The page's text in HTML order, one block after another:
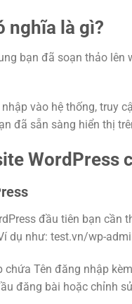
nghĩa là gì?
bạn đã soạn thảo
vào hệ thống, truy
đã sẵn sàng hiển thị
WordPress
đầu tiên bạn
dụ như: test.vn/wp-
Tên đăng nhập
đăng bài hoặc chỉnh